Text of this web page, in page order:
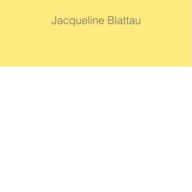
Jacqueline Blattau